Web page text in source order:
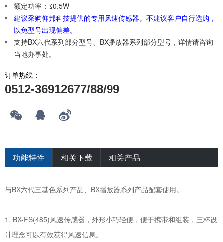
额定功率：≤0.5W
建议采购仰邦科技提供的专用风速传感器。不建议客户自行选购，
以免型号出现偏差。
支持BX六代系列部分型号、BX播放器系列部分型号，详情请咨询
当地办事处。
订单热线：
0512-36912677/88/99
功能特性 相关下载 相关产品
与BX六代三基色系列产品、BX播放器系列产品配套使用。
1. BX-FS(485)风速传感器，外形小巧轻便，便于携带和组装，三杯设
计理念可以有效获得风速信息。